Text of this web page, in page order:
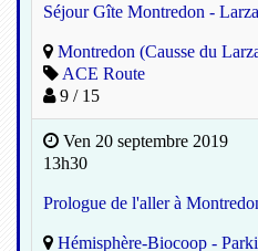
Séjour Gîte Montredon -
Montredon (Causse du
ACE Route
9 / 15
Ven 20 septembre 2019
13h30
Prologue de l'aller à
Hémisphère-Biocoop -